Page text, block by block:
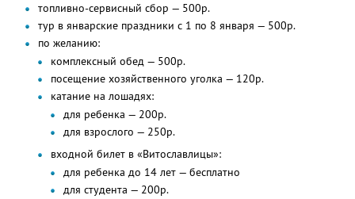
топливно-сервисный сбор — 500р.
тур в январские праздники с 1 по 8 января — 500р.
по желанию:
комплексный обед — 500р.
посещение хозяйственного уголка — 120р.
катание на лошадях:
для ребенка — 200р.
для взрослого — 250р.
входной билет в «Витославлицы»:
для ребенка до 14 лет — бесплатно
для студента — 200р.